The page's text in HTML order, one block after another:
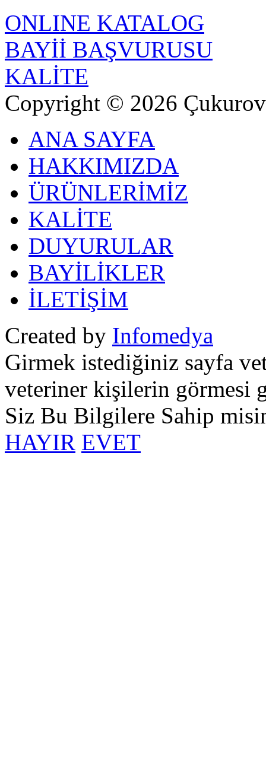
ONLINE KATALOG
BAYİİ BAŞVURUSU
KALİTE
Copyright © 2026
ANA SAYFA
HAKKIMIZDA
ÜRÜNLERİMİZ
KALİTE
DUYURULAR
BAYİLİKLER
İLETİŞİM
Created by Infomedya
Girmek istediğiniz sayfa
veteriner kişilerin görmesi
Siz Bu Bilgilere Sahip
HAYIR EVET